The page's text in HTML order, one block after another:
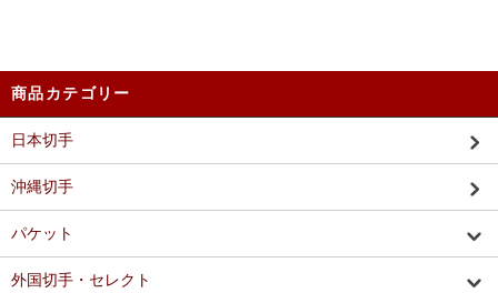
商品カテゴリー
日本切手
沖縄切手
パケット
外国切手・セレクト